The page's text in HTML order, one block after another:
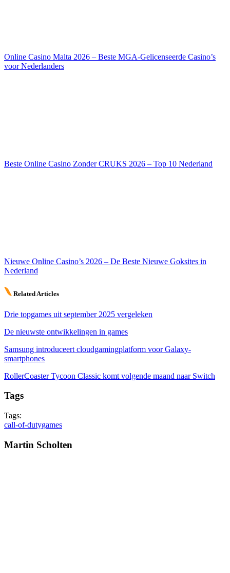
Online Casino Malta 2026 – Beste MGA-Gelicenseerde Casino’s
voor Nederlanders
Beste Online Casino Zonder CRUKS 2026 – Top 10 Nederland
Nieuwe Online Casino’s 2026 – De Beste Nieuwe Goksites in
Nederland
Related Articles
Drie topgames uit september 2025 vergeleken
De nieuwste ontwikkelingen in games
Samsung introduceert cloudgamingplatform voor Galaxy-
smartphones
RollerCoaster Tycoon Classic komt volgende maand naar Switch
Tags
Tags:
call-of-dutygames
Martin Scholten